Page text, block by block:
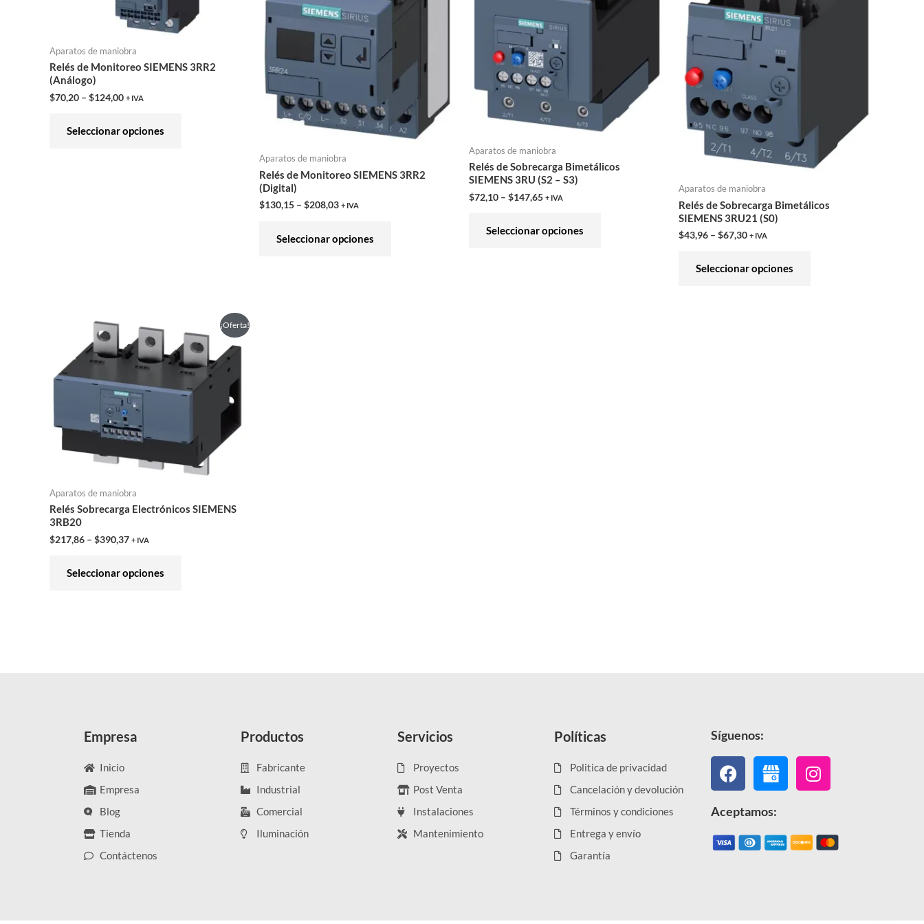
Aparatos de maniobra
Relés de Monitoreo SIEMENS 3RR2
(Análogo)
$70,20 – $124,00 + IVA
Seleccionar opciones
Las
se
Aparatos de maniobra
Relés de Monitoreo SIEMENS 3RR2
(Digital)
$130,15 – $208,03 + IVA
Seleccionar opciones
variantes.
opciones
pueden
en
la
de
Aparatos de maniobra
Relés de Sobrecarga Bimetálicos
SIEMENS 3RU (S2 – S3)
$72,10 – $147,65 + IVA
Seleccionar opciones
variantes.
pueden
elegir
en
Aparatos de maniobra
Relés de Sobrecarga Bimetálicos
SIEMENS 3RU21 (S0)
$43,96 – $67,30 + IVA
Seleccionar opciones
variantes.
página
¡Oferta!
Aparatos de maniobra
Relés Sobrecarga Electrónicos SIEMENS
3RB20
$217,86 – $390,37 + IVA
Seleccionar opciones
producto
tiene
múltiples
variantes.
opciones
pueden
en
Empresa
Inicio
Empresa
Blog
Tienda
Contáctenos
Productos
Fabricante
Industrial
Comercial
Iluminación
Servicios
Proyectos
Post Venta
Instalaciones
Mantenimiento
Políticas
Politica de privacidad
Cancelación y devolución
Términos y condiciones
Entrega y envío
Garantía
Síguenos:
Facebook Instagram
Aceptamos: